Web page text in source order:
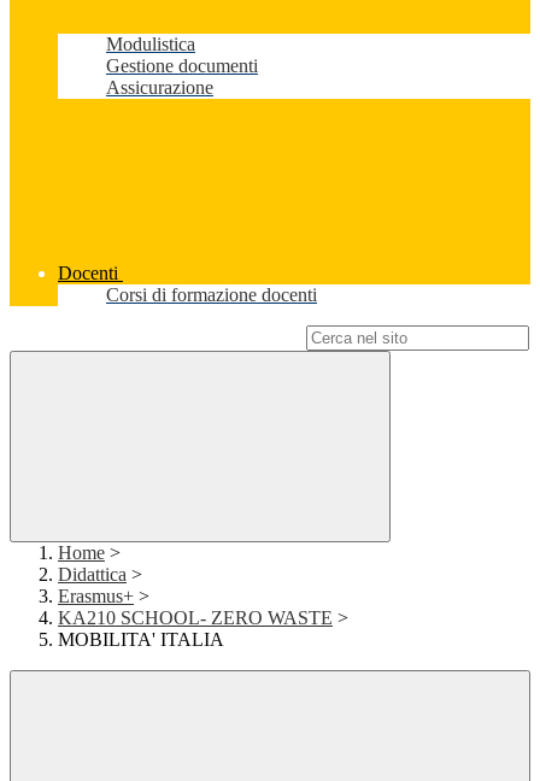
Modulistica
Gestione documenti
Assicurazione
Docenti
Corsi di formazione docenti
Home >
Didattica >
Erasmus+ >
KA210 SCHOOL- ZERO WASTE >
MOBILITA' ITALIA